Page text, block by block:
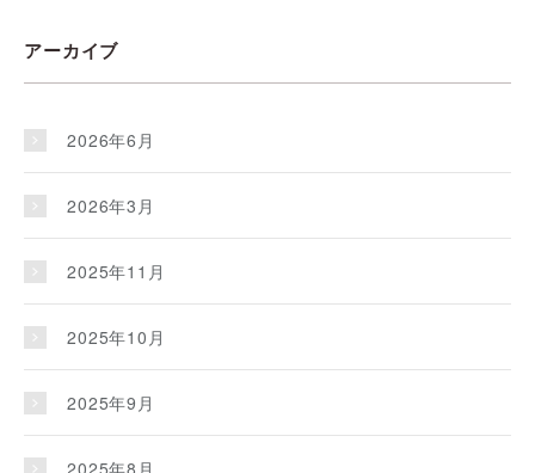
アーカイブ
2026年6月
2026年3月
2025年11月
2025年10月
2025年9月